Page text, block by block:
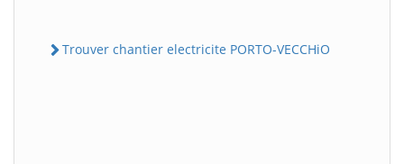
Trouver chantier electricite PORTO-VECCHiO